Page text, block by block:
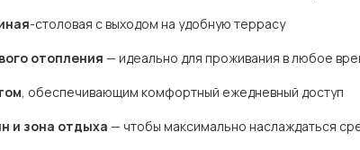
-столовая с выходом на удобную террасу
отопления — идеально для проживания в любое
, обеспечивающим комфортный ежедневный доступ
и зона отдыха — чтобы максимально наслаждаться